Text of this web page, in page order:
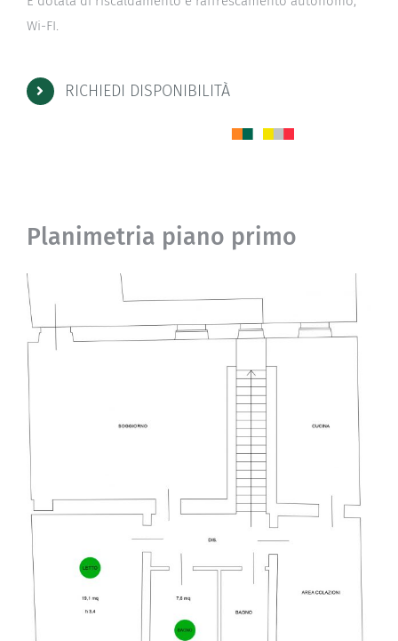
Wi-FI.
RICHIEDI DISPONIBILITÀ
Planimetria piano primo